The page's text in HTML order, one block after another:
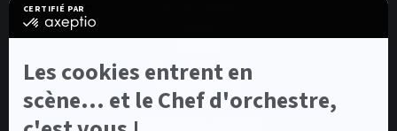
CERTIFIÉ PAR
certifié
En
plus
Les cookies entrent en
scène... et le Chef d'orchestre,
Nous rejoindre
Offres d'emploi
Candidature spontanée
Concours et auditions